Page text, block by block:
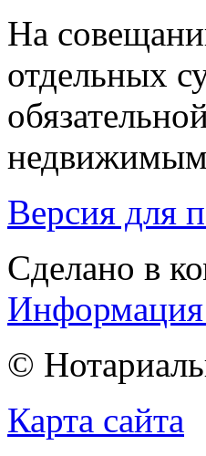
На
отдельных
Версия для
Сделано в
Информация
©
Карта сайта